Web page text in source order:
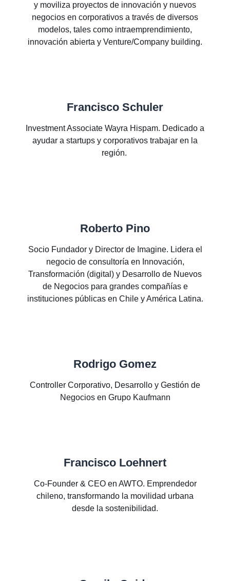
y moviliza proyectos de innovación y nuevos
negocios en corporativos a través de diversos
modelos, tales como intraemprendimiento,
innovación abierta y Venture/Company building.
Francisco Schuler
Investment Associate Wayra Hispam. Dedicado a
ayudar a startups y corporativos trabajar en la
región.
Roberto Pino
Socio Fundador y Director de Imagine. Lidera el
negocio de consultoría en Innovación,
Transformación (digital) y Desarrollo de Nuevos
de Negocios para grandes compañías e
instituciones públicas en Chile y América Latina.
Rodrigo Gomez
Controller Corporativo, Desarrollo y Gestión de
Negocios en Grupo Kaufmann
Francisco Loehnert
Co-Founder & CEO en AWTO. Emprendedor
chileno, transformando la movilidad urbana
desde la sostenibilidad.